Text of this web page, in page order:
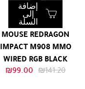
MOUSE REDRAGON
IMPACT M908 MMO
WIRED RGB BLACK
₪141.20
السعر ₪99.00
إضافة
إلى
السلة